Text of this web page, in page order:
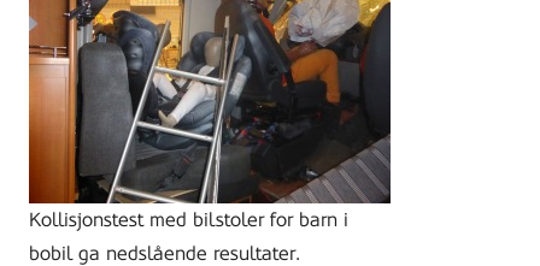
Kollisjonstest med bilstoler for barn i
bobil ga nedslående resultater.